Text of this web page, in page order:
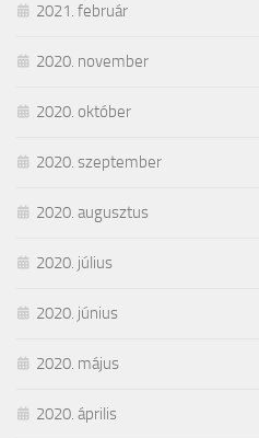
2021. február
2020. november
2020. október
2020. szeptember
2020. augusztus
2020. július
2020. június
2020. május
2020. április